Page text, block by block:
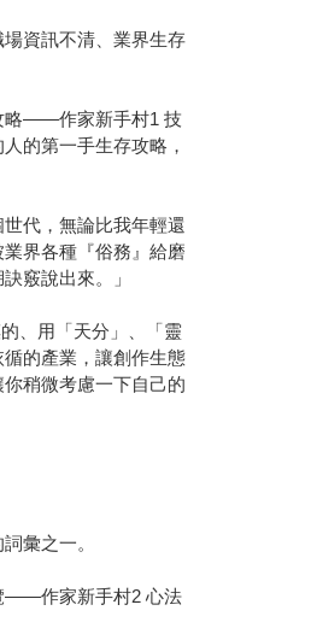
資訊不清、業界生存
略——作家新手村1 技
的第一手生存攻略，
代，無論比我年輕還
界各種『俗務』給磨
竅說出來。」
、用「天分」、「靈
的產業，讓創作生態
稍微考慮一下自己的
彙之一。
——作家新手村2 心法